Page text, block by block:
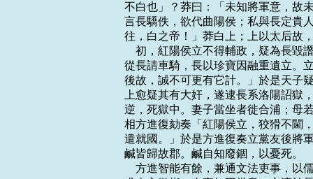
不白也」？莽曰：「未知將軍意，故
言長驕佚，欲代曲陽侯；私與長定貴
往，白之帝！」莽白上；上以太后故
初，紅陽侯立不得輔政，疑為長
從長請車騎，長以珍寶因融重遺立。
後故，誠不可更有它計。」於是天子
上愈疑其有大奸，遂逮長系洛陽詔獄
逆，死獄中。妻子當坐者徙合浦；母
相方進復劾奏「紅陽侯立，狡猾不閫
遣就國。」於是方進復奏立黨友後將
鹹皆歸故郡。鹹自知廢錮，以憂死。
方進智能有餘，兼通文法吏事，